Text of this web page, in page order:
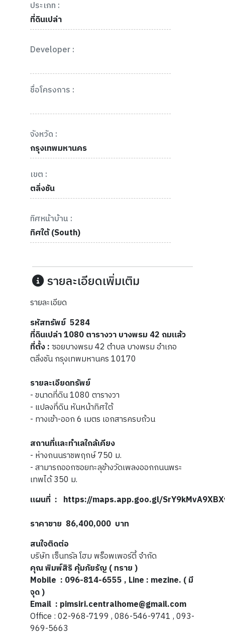
ประเภท :
ที่ดินเปล่า
Developer :
ชื่อโครงการ :
จังหวัด :
กรุงเทพมหานคร
เขต :
ตลิ่งชัน
ทิศหน้าบ้าน :
ทิศใต้ (South)
รายละเอียดเพิ่มเติม
รายละเอียด
รหัสทรัพย์ 5284
ที่ดินเปล่า 1080 ตารางวา บางพรม 42 ถมแล้ว
ที่ตั้ง :ซอยบางพรม 42 ตำบล บางพรม อำเภอ
ตลิ่งชัน กรุงเทพมหานคร 10170
รายละเอียดทรัพย์
- ขนาดที่ดิน 1080 ตารางวา
- แปลงที่ดิน หันหน้าทิศใต้
- ทางเข้า-ออก 6 เมตร เอกสารครบถ้วน
สถานที่และทำเลใกล้เคียง
- ห่างถนนราชพฤกษ์ 750 ม.
- สามารถออกซอยทะลุข้างวัดเพลงออกถนนพระ
เทพได้ 350 ม.
แผนที่ : https://maps.app.goo.gl/
ราคาขาย 86,400,000 บาท
สนใจติดต่อ
บริษัท เซ็นทรัล โฮม พร็อพเพอร์ตี้ จำกัด
คุณ พิมพ์สิริ คุ้มภัยรัญ ( ทราย )
Mobile : 096-814-6555 , Line : mezine. ( มี
จุด )
Email : pimsiri.centralhome@gmail.com
Office : 02-968-7199 , 086-546-9741 , 093-
969-5663